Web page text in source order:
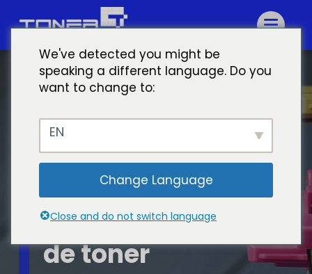
Kits de recharge
de toner
We've detected you might be
speaking a different language. Do you
want to change to:
EN
Change Language
Close and do not switch language